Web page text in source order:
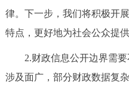
律。下一步，我们将积极开
特点，更好地为社会公众提供
2.财政信息公开边界需要
涉及面广，部分财政数据复